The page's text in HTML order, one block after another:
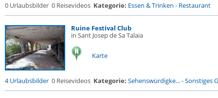
0 Urlaubsbilder 0 Reisevideos Kategorie: Essen & Trinken - Restaurant
Ruine Festival Club
in Sant Josep de Sa Talaia
Karte
4 Urlaubsbilder 0 Reisevideos Kategorie: Sehenswürdigke...-Sonstiges